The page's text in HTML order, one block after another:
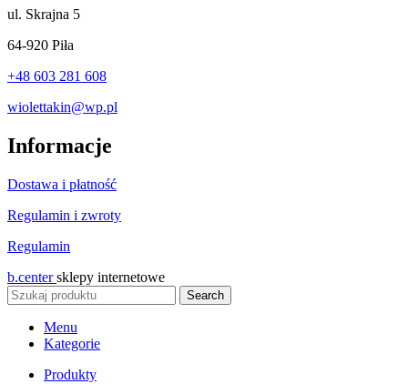
ul. Skrajna 5
64-920 Piła
+48 603 281 608
wiolettakin@wp.pl
Informacje
Dostawa i płatność
Regulamin i zwroty
Regulamin
b.centersklepy internetowe
Search
Menu
Kategorie
Produkty